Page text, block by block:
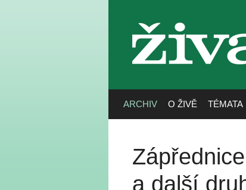
živa
ARCHIV O ŽIVĚ TÉMATA
a další